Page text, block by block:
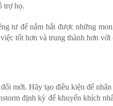
trợ họ.
tư để nắm bắt được những
tốt hơn và trung thành hơn với
mới. Hãy tạo điều kiện để nhân
định kỳ để khuyến khích